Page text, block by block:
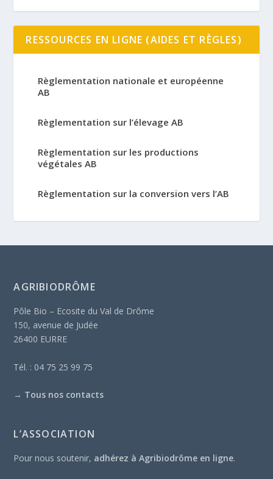
RESSOURCES EN LIGNE (AIDES ET RÈGLES)
Règlementation nationale et européenne
AB
Règlementation sur l’élevage AB
Règlementation sur les productions
végétales AB
Règlementation sur la conversion vers l’AB
AGRIBIODRÔME
Pôle Bio – Ecosite du Val de Drôme
150, avenue de Judée
26400 EURRE
Tél. : 04 75 25 99 75
→ Tous nos contacts
L’ASSOCIATION
Pour nous soutenir, adhérez à Agribiodrôme en ligne.